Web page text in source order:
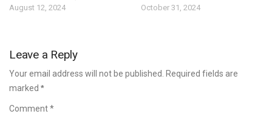
August 12, 2024 October 31, 2024
Leave a Reply
Your email address will not be published. Required fields are
marked *
Comment *